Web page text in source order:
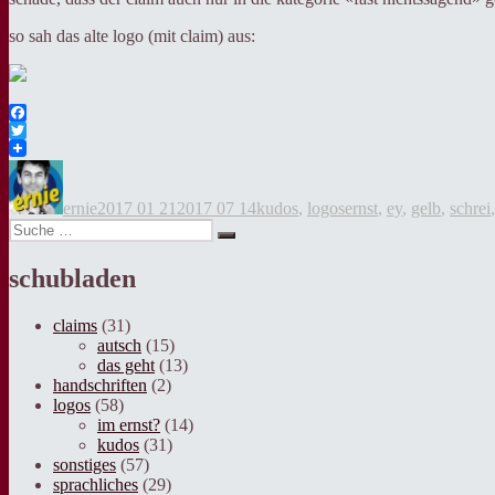
so sah das alte logo (mit claim) aus:
Facebook
Twitter
ernie2017 01 21 2017 07 14kudos, logosernst, ey, gelb, schrei,
Suche
nach:
Suche
schubladen
claims (31)
autsch (15)
das geht (13)
handschriften (2)
logos (58)
im ernst? (14)
kudos (31)
sonstiges (57)
sprachliches (29)